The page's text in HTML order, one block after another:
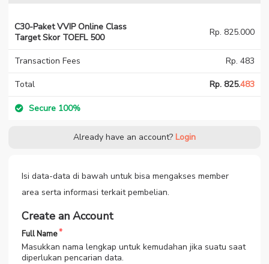
C30-Paket VVIP Online Class
Target Skor TOEFL 500
Rp. 825.000
Transaction Fees Rp. 483
Total Rp. 825.483
Secure 100%
Already have an account? Login
Isi data-data di bawah untuk bisa mengakses member
area serta informasi terkait pembelian.
Create an Account
Full Name
Masukkan nama lengkap untuk kemudahan jika suatu saat
diperlukan pencarian data.